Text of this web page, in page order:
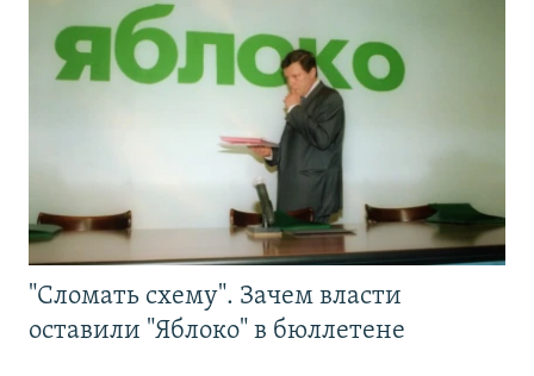
"Сломать схему". Зачем власти
оставили "Яблоко" в бюллетене